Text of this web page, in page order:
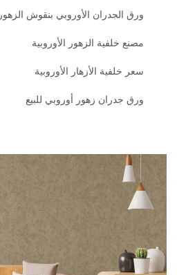
ورق الجدران الأوروبي بنقوش الزهور
مصنع خلفية الزهور الأوروبية
سعر خلفية الأزهار الأوروبية
ورق جدران زهور أوروبي للبيع